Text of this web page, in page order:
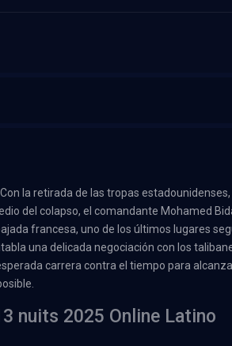
la retirada de las tropas
del colapso, el comandante Mohamed
francesa, uno de los últimos lugares
una delicada negociación con los
carrera contra el tiempo para
nuits 2025 Online Latino